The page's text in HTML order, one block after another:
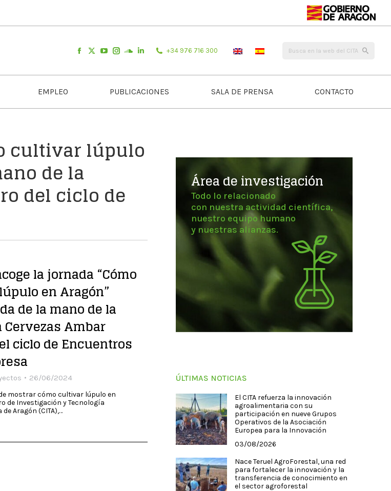
+34 976 716 300
EMPLEO PUBLICACIONES SALA DE PRENSA CONTACTO
cultivar lúpulo
de la
del ciclo de
la jornada “Cómo
en Aragón”
de la mano de la
Ambar
ciclo de Encuentros
26/06/2024
mostrar cómo cultivar lúpulo en
de Investigación y Tecnología
Aragón (CITA),…
Área de investigación
Todo lo relacionado
con nuestra actividad científica,
nuestro equipo humano
y nuestras alianzas.
ÚLTIMAS NOTICIAS
El CITA refuerza la innovación
agroalimentaria con su
participación en nueve Grupos
Operativos de la Asociación
Europea para la Innovación
03/08/2026
Nace Teruel AgroForestal, una red
para fortalecer la innovación y la
transferencia de conocimiento en
el sector agroforestal